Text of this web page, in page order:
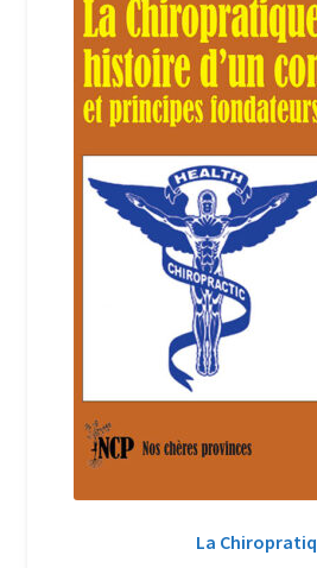
Login Customizer
Newsletter
Nous Contacter
Panier
Politique de confidentialité et
Qui sommes-nous ?
Soutien à Philippe Randa
Suivi de la Commande
La